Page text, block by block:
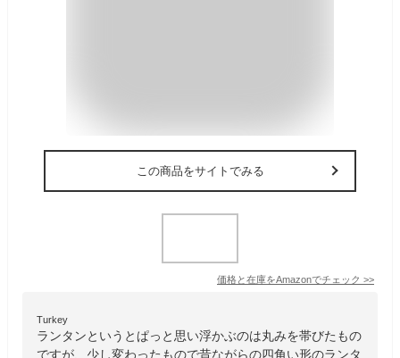
この商品をサイトでみる
価格と在庫をAmazonでチェック >>
Turkey
ランタンというとぱっと思い浮かぶのは丸みを帯びたもの
ですが、少し変わったもので昔ながらの四角い形のランタ